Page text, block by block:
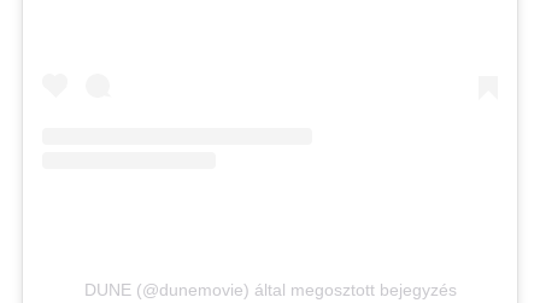
DUNE (@dunemovie) által megosztott bejegyzés